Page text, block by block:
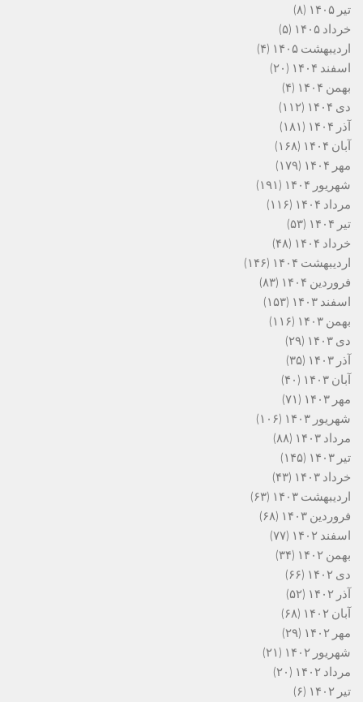
تیر ۱۴۰۵
(۸)
خرداد ۱۴۰۵
(۵)
اردیبهشت ۱۴۰۵
(۴)
اسفند ۱۴۰۴
(۲۰)
بهمن ۱۴۰۴
(۴)
دی ۱۴۰۴
(۱۱۲)
آذر ۱۴۰۴
(۱۸۱)
آبان ۱۴۰۴
(۱۶۸)
مهر ۱۴۰۴
(۱۷۹)
شهریور ۱۴۰۴
(۱۹۱)
مرداد ۱۴۰۴
(۱۱۶)
تیر ۱۴۰۴
(۵۳)
خرداد ۱۴۰۴
(۴۸)
اردیبهشت ۱۴۰۴
(۱۴۶)
فروردین ۱۴۰۴
(۸۳)
اسفند ۱۴۰۳
(۱۵۳)
بهمن ۱۴۰۳
(۱۱۶)
دی ۱۴۰۳
(۲۹)
آذر ۱۴۰۳
(۳۵)
آبان ۱۴۰۳
(۴۰)
مهر ۱۴۰۳
(۷۱)
شهریور ۱۴۰۳
(۱۰۶)
مرداد ۱۴۰۳
(۸۸)
تیر ۱۴۰۳
(۱۴۵)
خرداد ۱۴۰۳
(۴۳)
اردیبهشت ۱۴۰۳
(۶۳)
فروردین ۱۴۰۳
(۶۸)
اسفند ۱۴۰۲
(۷۷)
بهمن ۱۴۰۲
(۳۴)
دی ۱۴۰۲
(۶۶)
آذر ۱۴۰۲
(۵۲)
آبان ۱۴۰۲
(۶۸)
مهر ۱۴۰۲
(۲۹)
شهریور ۱۴۰۲
(۲۱)
مرداد ۱۴۰۲
(۲۰)
تیر ۱۴۰۲
(۶)